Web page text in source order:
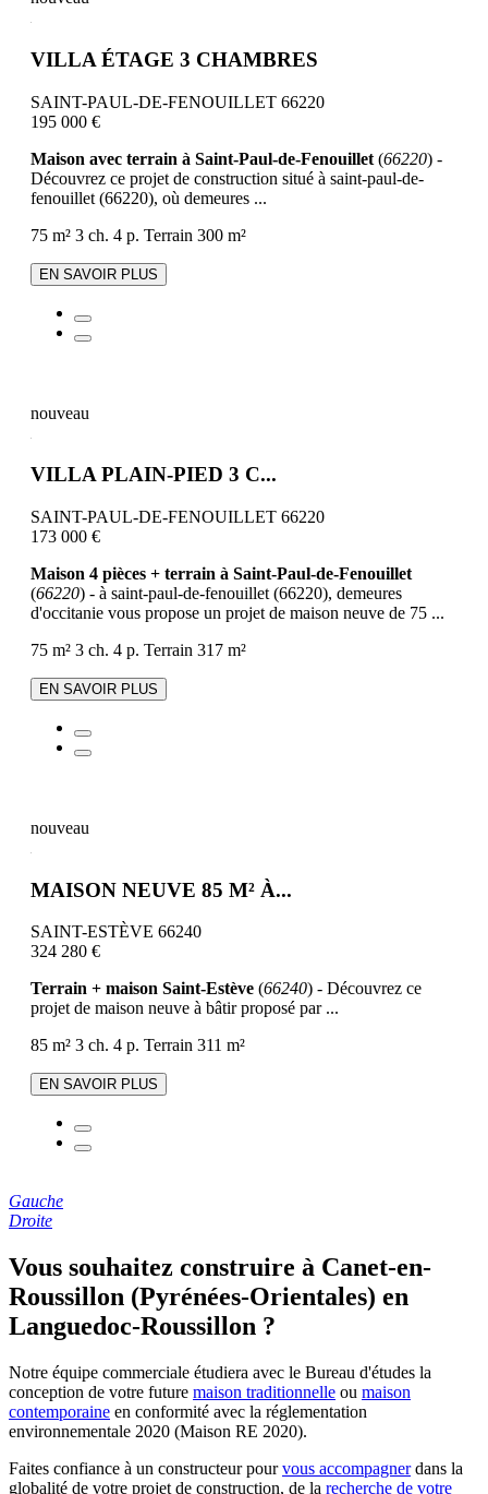
VILLA ÉTAGE 3 CHAMBRES
SAINT-PAUL-DE-FENOUILLET 66220
195 000 €
Maison avec terrain à Saint-Paul-de-Fenouillet (66220) -
Découvrez ce projet de construction situé à saint-paul-de-
fenouillet (66220), où demeures ...
75 m² 3 ch. 4 p. Terrain 300 m²
EN SAVOIR PLUS
nouveau
VILLA PLAIN-PIED 3 C...
SAINT-PAUL-DE-FENOUILLET 66220
173 000 €
Maison 4 pièces + terrain à Saint-Paul-de-Fenouillet
(66220) - à saint-paul-de-fenouillet (66220), demeures
d'occitanie vous propose un projet de maison neuve de 75 ...
75 m² 3 ch. 4 p. Terrain 317 m²
EN SAVOIR PLUS
nouveau
MAISON NEUVE 85 M² À...
SAINT-ESTÈVE 66240
324 280 €
Terrain + maison Saint-Estève (66240) - Découvrez ce
projet de maison neuve à bâtir proposé par ...
85 m² 3 ch. 4 p. Terrain 311 m²
EN SAVOIR PLUS
Gauche
Droite
Vous souhaitez construire à Canet-en-
Roussillon (Pyrénées-Orientales) en
Languedoc-Roussillon ?
Notre équipe commerciale étudiera avec le Bureau d'études la
conception de votre future maison traditionnelle ou maison
contemporaine en conformité avec la réglementation
environnementale 2020 (Maison RE 2020).
Faites confiance à un constructeur pourvous accompagnerdans la
globalité de votre projet de construction, de la recherche de votre